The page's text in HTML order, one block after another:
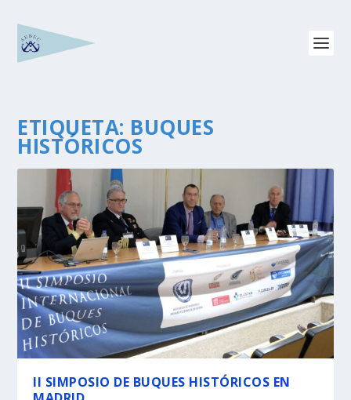
ETIQUETA: BUQUES
HISTÓRICOS
II SIMPOSIO DE BUQUES HISTÓRICOS EN